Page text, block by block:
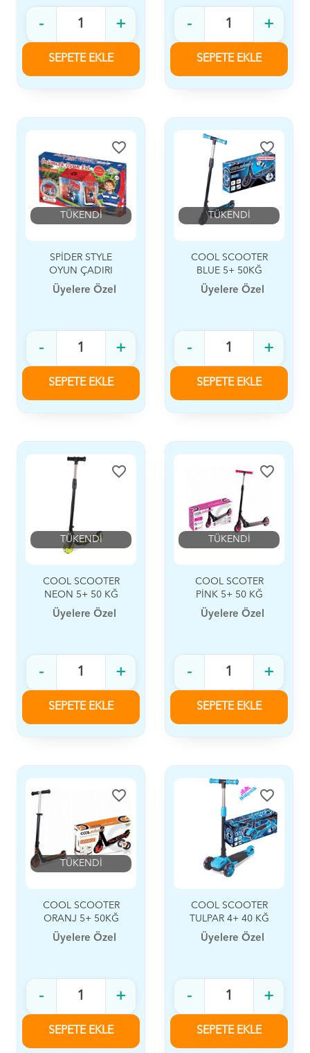
- +
SEPETE EKLE
- +
SEPETE EKLE
favorite_border
TÜKENDİ
SPİDER STYLE
OYUN ÇADIRI
Üyelere Özel
- +
SEPETE EKLE
favorite_border
TÜKENDİ
COOL SCOOTER
BLUE 5+ 50KĞ
Üyelere Özel
- +
SEPETE EKLE
favorite_border
TÜKENDİ
COOL SCOOTER
NEON 5+ 50 KĞ
Üyelere Özel
- +
SEPETE EKLE
favorite_border
TÜKENDİ
COOL SCOTER
PİNK 5+ 50 KĞ
Üyelere Özel
- +
SEPETE EKLE
favorite_border
TÜKENDİ
COOL SCOOTER
ORANJ 5+ 50KĞ
Üyelere Özel
- +
SEPETE EKLE
favorite_border
COOL SCOOTER
TULPAR 4+ 40 KĞ
Üyelere Özel
- +
SEPETE EKLE